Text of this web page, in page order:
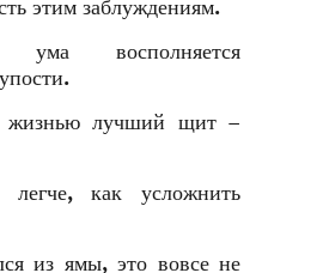
этим заблуждениям.
ума восполняется
жизнью лучший щит –
легче, как усложнить
из ямы, это вовсе не